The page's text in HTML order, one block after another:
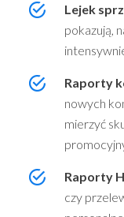
Lejek
pokazują,
Raporty
nowych
mierzyć
Raporty
czy